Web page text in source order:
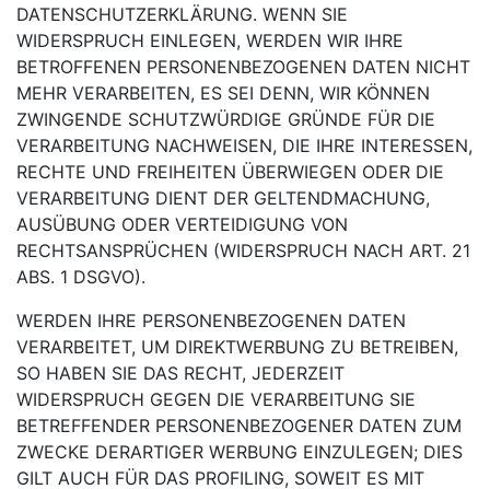
DATENSCHUTZERKLÄRUNG. WENN SIE
WIDERSPRUCH EINLEGEN, WERDEN WIR IHRE
BETROFFENEN PERSONENBEZOGENEN DATEN NICHT
MEHR VERARBEITEN, ES SEI DENN, WIR KÖNNEN
ZWINGENDE SCHUTZWÜRDIGE GRÜNDE FÜR DIE
VERARBEITUNG NACHWEISEN, DIE IHRE INTERESSEN,
RECHTE UND FREIHEITEN ÜBERWIEGEN ODER DIE
VERARBEITUNG DIENT DER GELTENDMACHUNG,
AUSÜBUNG ODER VERTEIDIGUNG VON
RECHTSANSPRÜCHEN (WIDERSPRUCH NACH ART. 21
ABS. 1 DSGVO).
WERDEN IHRE PERSONENBEZOGENEN DATEN
VERARBEITET, UM DIREKTWERBUNG ZU BETREIBEN,
SO HABEN SIE DAS RECHT, JEDERZEIT
WIDERSPRUCH GEGEN DIE VERARBEITUNG SIE
BETREFFENDER PERSONENBEZOGENER DATEN ZUM
ZWECKE DERARTIGER WERBUNG EINZULEGEN; DIES
GILT AUCH FÜR DAS PROFILING, SOWEIT ES MIT